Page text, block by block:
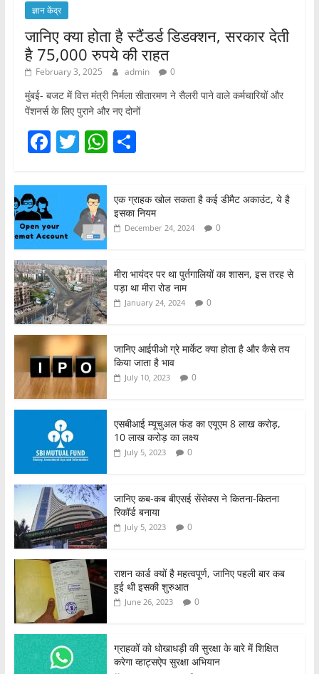
ज्ञान केंद्र
जानिए क्या होता है स्टैंडर्ड डिडक्शन, सरकार देती
है 75,000 रुपये की राहत
February 3, 2025 admin 0
मुंबई- बजट में वित्त मंत्री निर्मला सीतारमण ने सैलरी पाने वाले कर्मचारियों और
पेंशनर्स के लिए पुराने और नए दोनों
F
c
e
b
o
o
k
T
itt
er
W
s
A
p
S
e
एक ग्राहक खोल सकता है कई डीमैट अकाउंट, ये है
इसका नियम
December 24, 2024 0
मीरा भायंदर पर था पुर्तगालियों का शासन, इस तरह से
पड़ा था मीरा रोड नाम
January 24, 2024 0
जानिए आईपीओ ग्रे मार्केट क्या होता है और कैसे तय
किया जाता है भाव
July 10, 2023 0
एसबीआई म्यूचुअल फंड का एयूएम 8 लाख करोड़,
10 लाख करोड़ का लक्ष्य
July 5, 2023 0
जानिए कब-कब बीएसई सेंसेक्स ने कितना-कितना
रिकॉर्ड बनाया
July 5, 2023 0
राशन कार्ड क्यों है महत्वपूर्ण, जानिए पहली बार कब
हुई थी इसकी शुरुआत
June 26, 2023 0
ग्राहकों को धोखाधड़ी की सुरक्षा के बारे में शिक्षित
करेगा व्हाट्सऐप सुरक्षा अभियान